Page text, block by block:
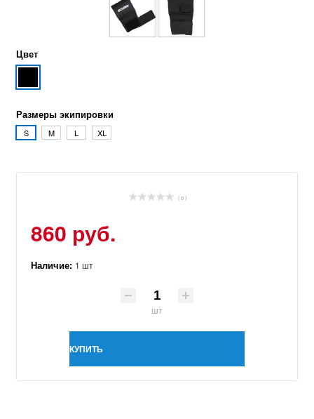
Цвет
Размеры экипировки
S M L XL
( 0 )
860 руб.
Наличие: 1 шт
шт
КУПИТЬ